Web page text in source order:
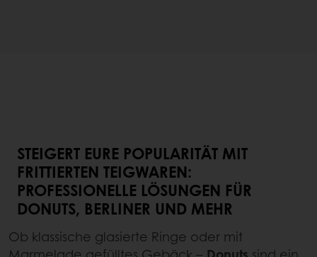
STEIGERT EURE POPULARITÄT MIT
FRITTIERTEN TEIGWAREN:
PROFESSIONELLE LÖSUNGEN FÜR
DONUTS, BERLINER UND MEHR
Ob klassische glasierte Ringe oder mit